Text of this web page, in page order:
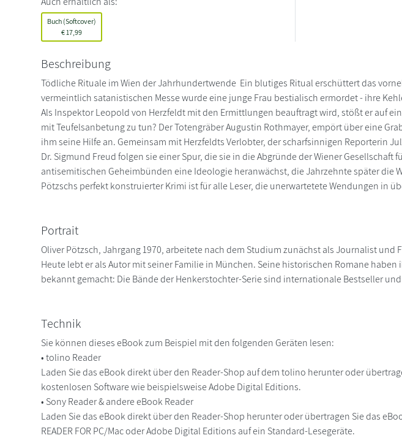
Buch (Softcover)
€ 17,99
Beschreibung
Tödliche Rituale im Wien der Jahrhundertwende Ein blutiges Ritual erschüttert das
vermeintlich satanistischen Messe wurde eine junge Frau bestialisch ermordet - ihre
Als Inspektor Leopold von Herzfeldt mit den Ermittlungen beauftragt wird, stößt er auf
mit Teufelsanbetung zu tun? Der Totengräber Augustin Rothmayer, empört über eine
ihm seine Hilfe an. Gemeinsam mit Herzfeldts Verlobter, der scharfsinnigen Reporterin
Dr. Sigmund Freud folgen sie einer Spur, die sie in die Abgründe der Wiener
antisemitischen Geheimbünden eine Ideologie heranwächst, die Jahrzehnte später die
Pötzschs perfekt konstruierter Krimi ist für alle Leser, die unerwartetete Wendungen in
Portrait
Oliver Pötzsch, Jahrgang 1970, arbeitete nach dem Studium zunächst als Journalist und
Heute lebt er als Autor mit seiner Familie in München. Seine historischen Romane
bekannt gemacht: Die Bände der Henkerstochter-Serie sind internationale Bestseller
Technik
Sie können dieses eBook zum Beispiel mit den folgenden Geräten lesen:
• tolino Reader
Laden Sie das eBook direkt über den Reader-Shop auf dem tolino herunter oder
kostenlosen Software wie beispielsweise Adobe Digital Editions.
• Sony Reader & andere eBook Reader
Laden Sie das eBook direkt über den Reader-Shop herunter oder übertragen Sie das
READER FOR PC/Mac oder Adobe Digital Editions auf ein Standard-Lesegeräte.